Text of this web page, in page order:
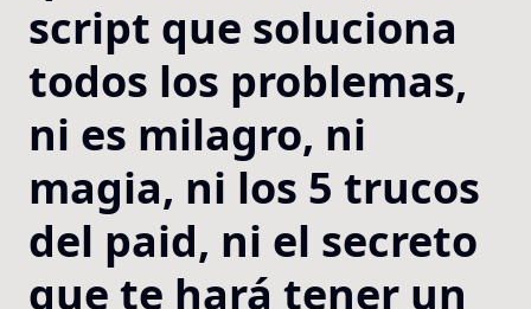
script que soluciona
todos los problemas,
ni es milagro, ni
magia, ni los 5 trucos
del paid, ni el secreto
que te hará tener un